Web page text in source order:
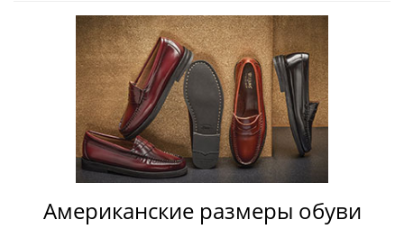
Американские размеры обуви